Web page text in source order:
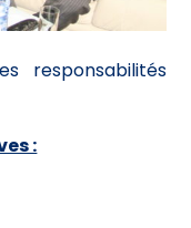
responsabilités
: